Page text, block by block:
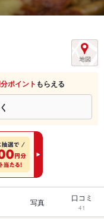
ポイント もらえる
写真 口コミ
41